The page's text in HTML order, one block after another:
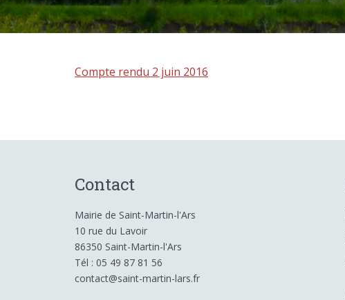
Compte rendu 2 juin 2016
Contact
Mairie de Saint-Martin-l'Ars
10 rue du Lavoir
86350 Saint-Martin-l'Ars
Tél : 05 49 87 81 56
contact@saint-martin-lars.fr